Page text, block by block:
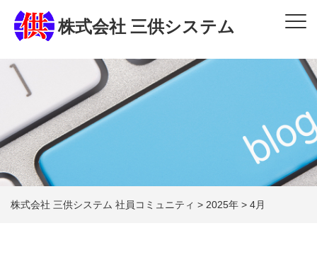
株式会社 三供システム
株式会社 三供システム 社員コミュニティ > 2025年 > 4月